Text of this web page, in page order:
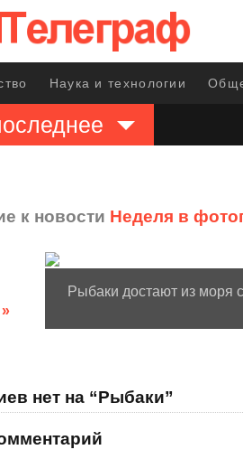
Наука и технологии
к новости Неделя в
Рыбаки достают из моря
нет на “Рыбаки”